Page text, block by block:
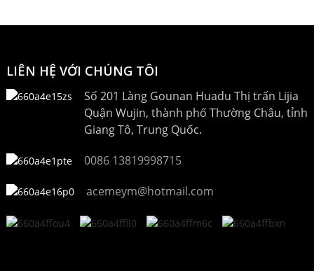
LIÊN HỆ VỚI CHÚNG TÔI
Số 201 Làng Gounan Huadu Thị trấn Lijia
Quận Wujin, thành phố Thường Châu, tỉnh
Giang Tô, Trung Quốc.
0086 13819998715
acemeym@hotmail.com